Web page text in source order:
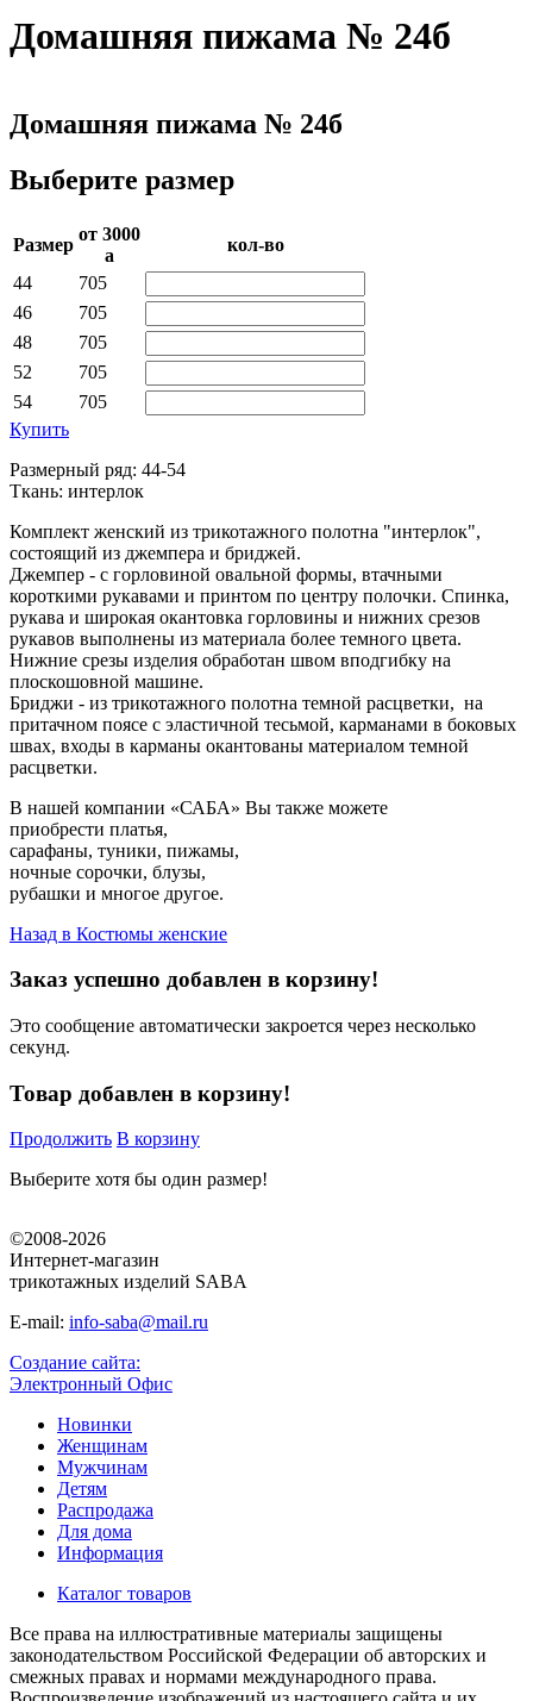
Домашняя пижама № 24б
Домашняя пижама № 24б
Выберите размер
Раз­мер
от 3000­
a
кол-во
44
705
46
705
48
705
52
705
54
705
Купить
Размерный ряд: 44-54
Ткань: интерлок
Комплект женский из трикотажного полотна "интерлок",
состоящий из джемпера и бриджей.
Джемпер - с горловиной овальной формы, втачными
короткими рукавами и принтом по центру полочки. Спинка,
рукава и широкая окантовка горловины и нижних срезов
рукавов выполнены из материала более темного цвета.
Нижние срезы изделия обработан швом вподгибку на
плоскошовной машине.
Бриджи - из трикотажного полотна темной расцветки, на
притачном поясе с эластичной тесьмой, карманами в боковых
швах, входы в карманы окантованы материалом темной
расцветки.
В нашей компании «САБА» Вы также можете
приобрести платья,
сарафаны, туники, пижамы,
ночные сорочки, блузы,
рубашки и многое другое.
Назад в Костюмы женские
Заказ успешно добавлен в корзину!
Это сообщение автоматически закроется через несколько
секунд.
Товар добавлен в корзину!
Продолжить В корзину
Выберите хотя бы один размер!
©2008-2026
Интернет-магазин
трикотажных изделий SABA
E-mail: info-saba@mail.ru
Создание сайта:
Электронный Офис
Новинки
Женщинам
Мужчинам
Детям
Распродажа
Для дома
Информация
Каталог товаров
Все права на иллюстративные материалы защищены
законодательством Российской Федерации об авторских и
смежных правах и нормами международного права.